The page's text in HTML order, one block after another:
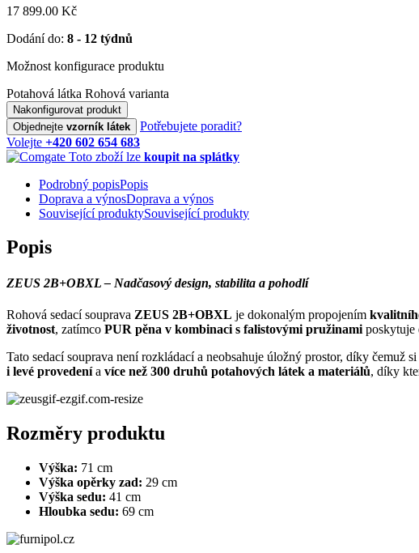
17 899.00 Kč
Dodání do: 8 - 12 týdnů
Možnost konfigurace produktu
Potahová látka Rohová varianta
Nakonfigurovat produkt
Objednejte vzorník látek
Potřebujete poradit?
Volejte +420 602 654 683
Toto zboží lze koupit na splátky
Podrobný popisPopis
Doprava a výnosDoprava a výnos
Související produktySouvisející produkty
Popis
ZEUS 2B+OBXL – Nadčasový design, stabilita a pohodlí
Rohová sedací souprava ZEUS 2B+OBXL je dokonalým propojením
životnost, zatímco PUR pěna v kombinaci s falistovými pružinami poskytuje
Tato sedací souprava není rozkládací a neobsahuje úložný prostor, díky čemuž
i levé provedenía více než 300 druhů potahových látek a materiálů, díky
Rozměry produktu
Výška: 71 cm
Výška opěrky zad: 29 cm
Výška sedu: 41 cm
Hloubka sedu: 69 cm